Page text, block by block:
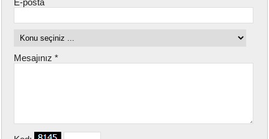
Davetiye
Düğün
Davetiyeler
(ücretsiz)
E-posta
Mesajınız *